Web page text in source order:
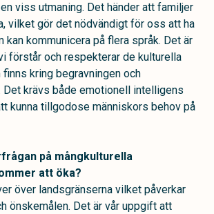
viss utmaning. Det händer att familjer
vilket gör det nödvändigt för oss att ha
kan kommunicera på flera språk. Det är
förstår och respekterar de kulturella
kring begravningen och
krävs både emotionell intelligens
kunna tillgodose människors behov på
på mångkulturella
att öka?
över landsgränserna vilket påverkar
önskemålen. Det är vår uppgift att